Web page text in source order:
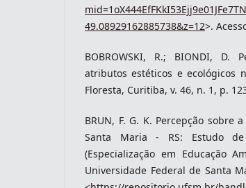
49.08929162885738&z=12>.
BOBROWSKI, R.; BIONDI, D.
atributos estéticos e ecológicos
Floresta, Curitiba, v. 46, n. 1, p.
BRUN, F. G. K. Percepção sobre
Santa Maria - RS: Estudo
(Especialização em Educação
Universidade Federal de Santa